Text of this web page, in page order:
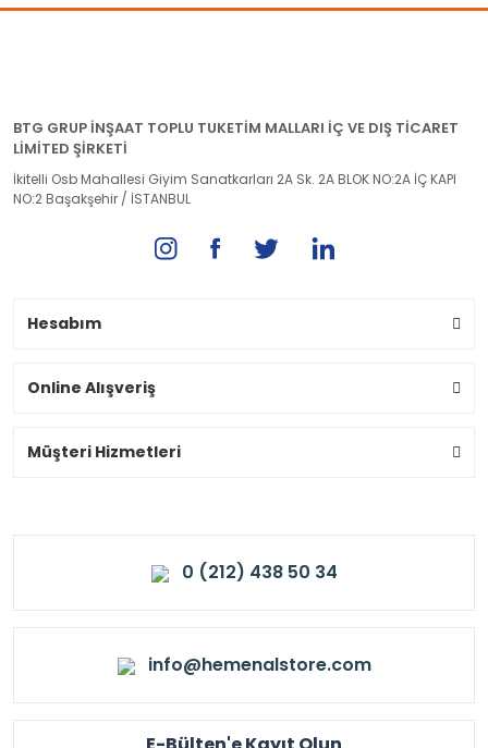
BTG GRUP İNŞAAT TOPLU TUKETİM MALLARI İÇ VE DIŞ TİCARET
LİMİTED ŞİRKETİ
İkitelli Osb Mahallesi Giyim Sanatkarları 2A Sk. 2A BLOK NO:2A İÇ KAPI
NO:2 Başakşehir / İSTANBUL
Hesabım
Online Alışveriş
Müşteri Hizmetleri
0 (212) 438 50 34
info@hemenalstore.com